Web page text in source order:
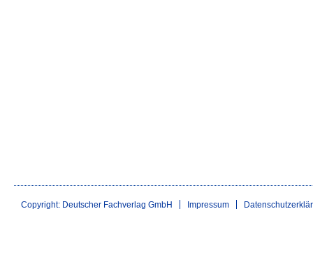
Copyright: Deutscher Fachverlag GmbH Impressum